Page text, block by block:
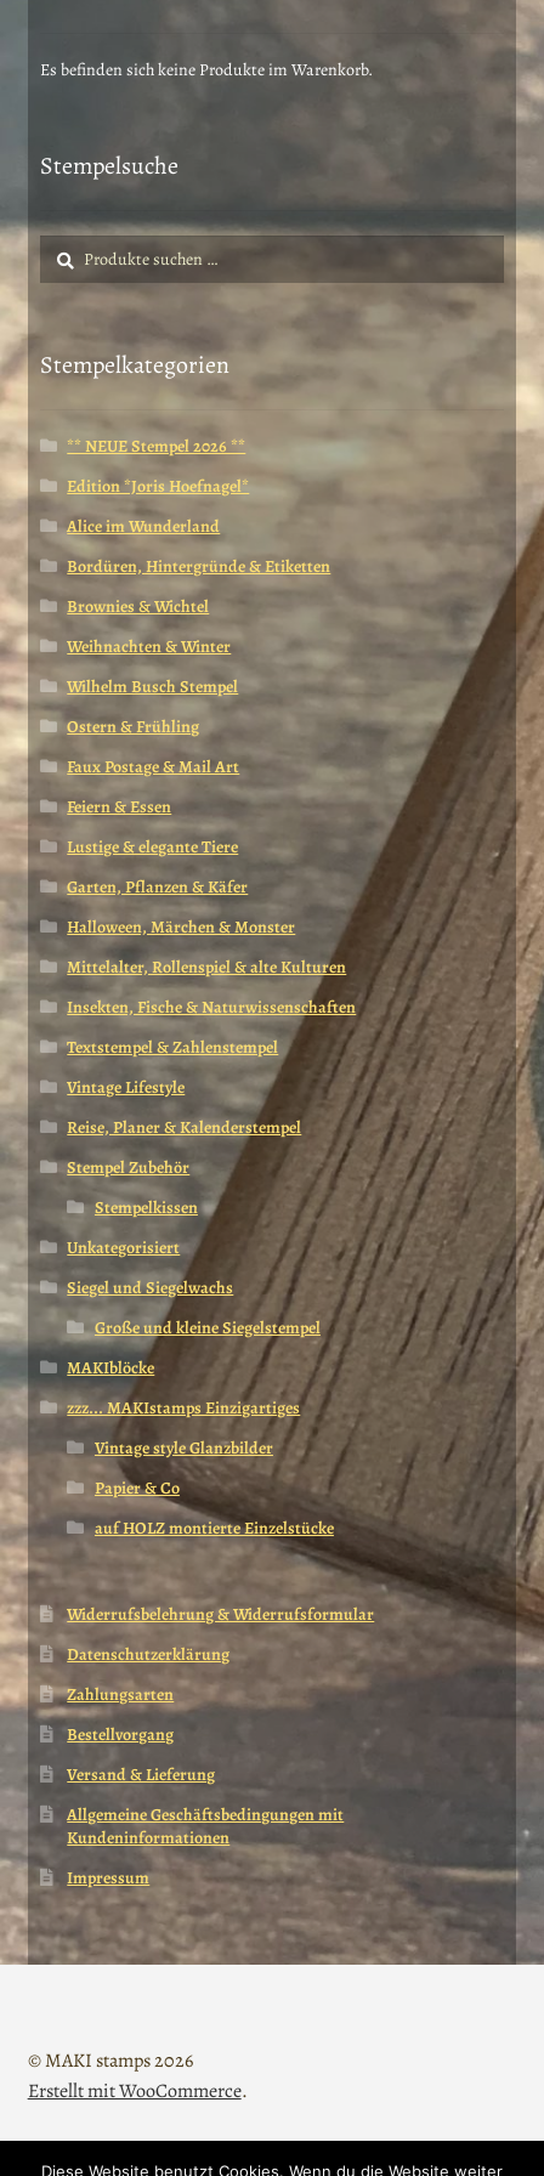
Es befinden sich keine Produkte im Warenkorb.
Stempelsuche
Suche
nach:
Suchen
Stempelkategorien
** NEUE Stempel 2026 **
Edition *Joris Hoefnagel*
Alice im Wunderland
Bordüren, Hintergründe & Etiketten
Brownies & Wichtel
Weihnachten & Winter
Wilhelm Busch Stempel
Ostern & Frühling
Faux Postage & Mail Art
Feiern & Essen
Lustige & elegante Tiere
Garten, Pflanzen & Käfer
Halloween, Märchen & Monster
Mittelalter, Rollenspiel & alte Kulturen
Insekten, Fische & Naturwissenschaften
Textstempel & Zahlenstempel
Vintage Lifestyle
Reise, Planer & Kalenderstempel
Stempel Zubehör
Stempelkissen
Unkategorisiert
Siegel und Siegelwachs
Große und kleine Siegelstempel
MAKIblöcke
zzz... MAKIstamps Einzigartiges
Vintage style Glanzbilder
Papier & Co
auf HOLZ montierte Einzelstücke
Widerrufsbelehrung & Widerrufsformular
Datenschutzerklärung
Zahlungsarten
Bestellvorgang
Versand & Lieferung
Allgemeine Geschäftsbedingungen mit
Kundeninformationen
Impressum
© MAKI stamps 2026
Erstellt mit WooCommerce.
Diese Website benutzt Cookies. Wenn du die Website weiter